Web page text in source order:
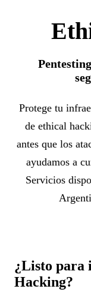
Protege tu
de ethical
antes que los
ayudamos a
Servicios
¿Listo para
Hacking?